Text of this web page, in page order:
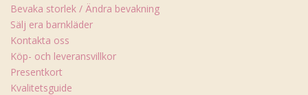
Bevaka storlek / Ändra bevakning
Sälj era barnkläder
Kontakta oss
Köp- och leveransvillkor
Presentkort
Kvalitetsguide